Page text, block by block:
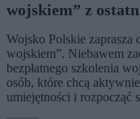
wojskiem” z
Wojsko Polskie zaprasza
wojskiem”. Niebawem
bezpłatnego szkolenia
osób, które chcą
umiejętności i rozpocząć